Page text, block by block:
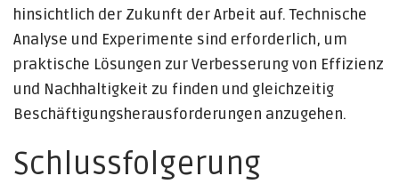
hinsichtlich der Zukunft der Arbeit auf. Technische
Analyse und Experimente sind erforderlich, um
praktische Lösungen zur Verbesserung von Effizienz
und Nachhaltigkeit zu finden und gleichzeitig
Beschäftigungsherausforderungen anzugehen.
Schlussfolgerung